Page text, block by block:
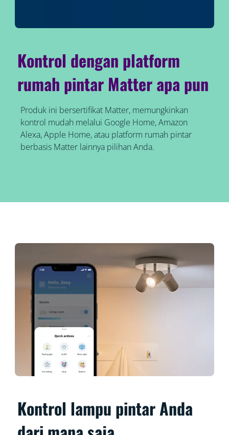
Kontrol dengan platform
rumah pintar Matter apa pun
Produk ini bersertifikat Matter, memungkinkan
kontrol mudah melalui Google Home, Amazon
Alexa, Apple Home, atau platform rumah pintar
berbasis Matter lainnya pilihan Anda.
Kontrol lampu pintar Anda